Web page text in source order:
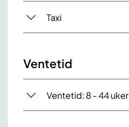
Taxi
Ventetid
Ventetid: 8 - 44 uker